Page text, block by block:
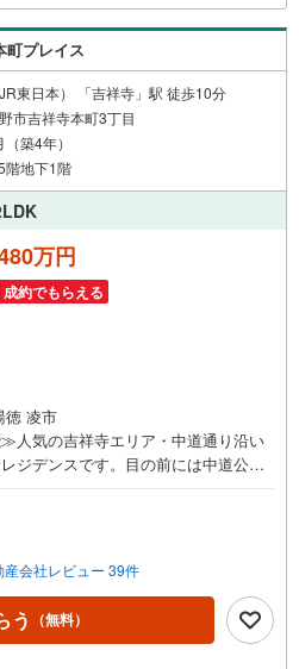
町プレイス
東日本） 「吉祥寺」駅 徒歩10分
市吉祥寺本町3丁目
築4年）
階地下1階
万円
成約でもらえる
徳 凌市
人気の吉祥寺エリア・中道通り沿い
ジデンスです。目の前には中道公園
東向きで陽当たりが良く、床暖房完
りと寛げます。食洗機などの充実し
備わり、日々の暮らしを機能的にサ
ニング済みですので、ぜひ綺麗な現
。・未来を予測し人生設計から始まる
ご提案。・未来に起こるであろうご
産会社レビュー 39件
う （無料）